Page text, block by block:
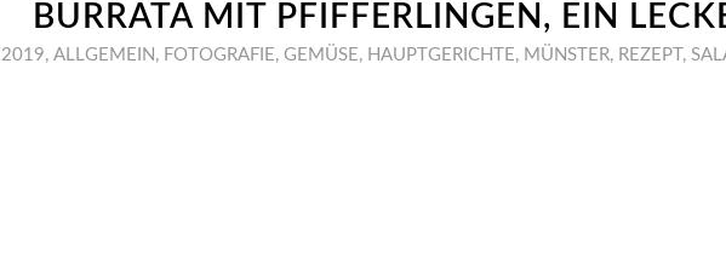
BURRATA MIT PFIFFERLINGEN, EIN
2019, ALLGEMEIN , FOTOGRAFIE, GEMÜSE, HAUPTGERICHTE, MÜNSTER, REZEPT ,